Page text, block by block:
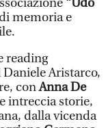
“Udo
memoria e
reading
Daniele Aristarco,
conAnna De
intreccia storie,
dalla vicenda